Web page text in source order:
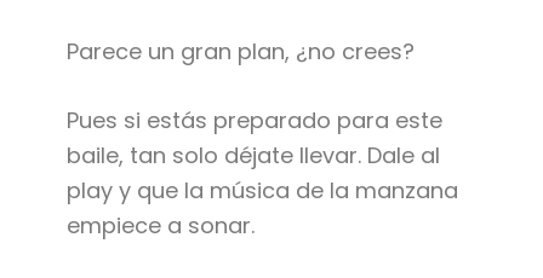
Parece un gran plan, ¿no crees?
Pues si estás preparado para este
baile, tan solo déjate llevar. Dale al
play y que la música de la manzana
empiece a sonar.